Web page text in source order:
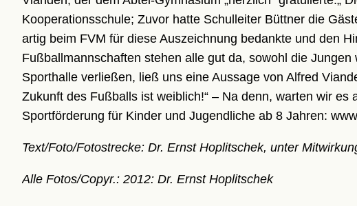
Kooperationsschule; Zuvor hatte Schulleiter Büttner die
artig beim FVM für diese Auszeichnung bedankte und den
Fußballmannschaften stehen alle gut da, sowohl die Jungen
Sporthalle verließen, ließ uns eine Aussage von Alfred
Zukunft des Fußballs ist weiblich!“ – Na denn, warten wir es
Sportförderung für Kinder und Jugendliche ab 8 Jahren:
Text/Foto/Fotostrecke: Dr. Ernst Hoplitschek, unter
Alle Fotos/Copyr.: 2012: Dr. Ernst Hoplitschek